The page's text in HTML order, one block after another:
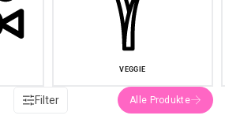
VEGGIE
Filter